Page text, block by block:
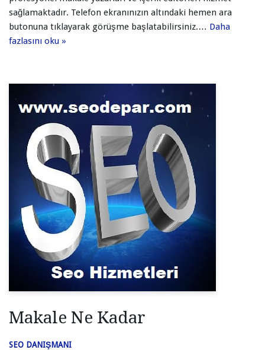
sağlamaktadır. Telefon ekranınızın altındaki hemen ara
butonuna tıklayarak görüşme başlatabilirsiniz.… Daha
fazlasını oku »
Makale Ne Kadar
SEO DANIŞMANI